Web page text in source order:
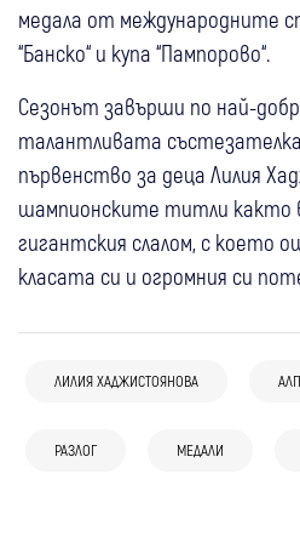
медала от международните
“Банско“ и купа “Пампорово“.
Сезонът завърши по най-
талантливата
първенство за деца Лилия
шампионските титли както
гигантския слалом, с което
класата си и огромния си
ЛИЛИЯ ХАДЖИСТОЯНОВА
РАЗЛОГ МЕДАЛИ
Чудотворната
Богородица идва в
пред светинята
Разлог 04 авг
сили в риболовно
Майката на малката
Разлог